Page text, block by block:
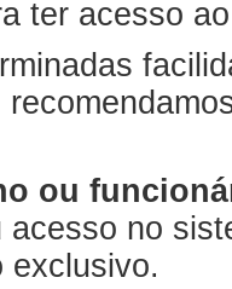
ter acesso
ou
acesso no
exclusivo.